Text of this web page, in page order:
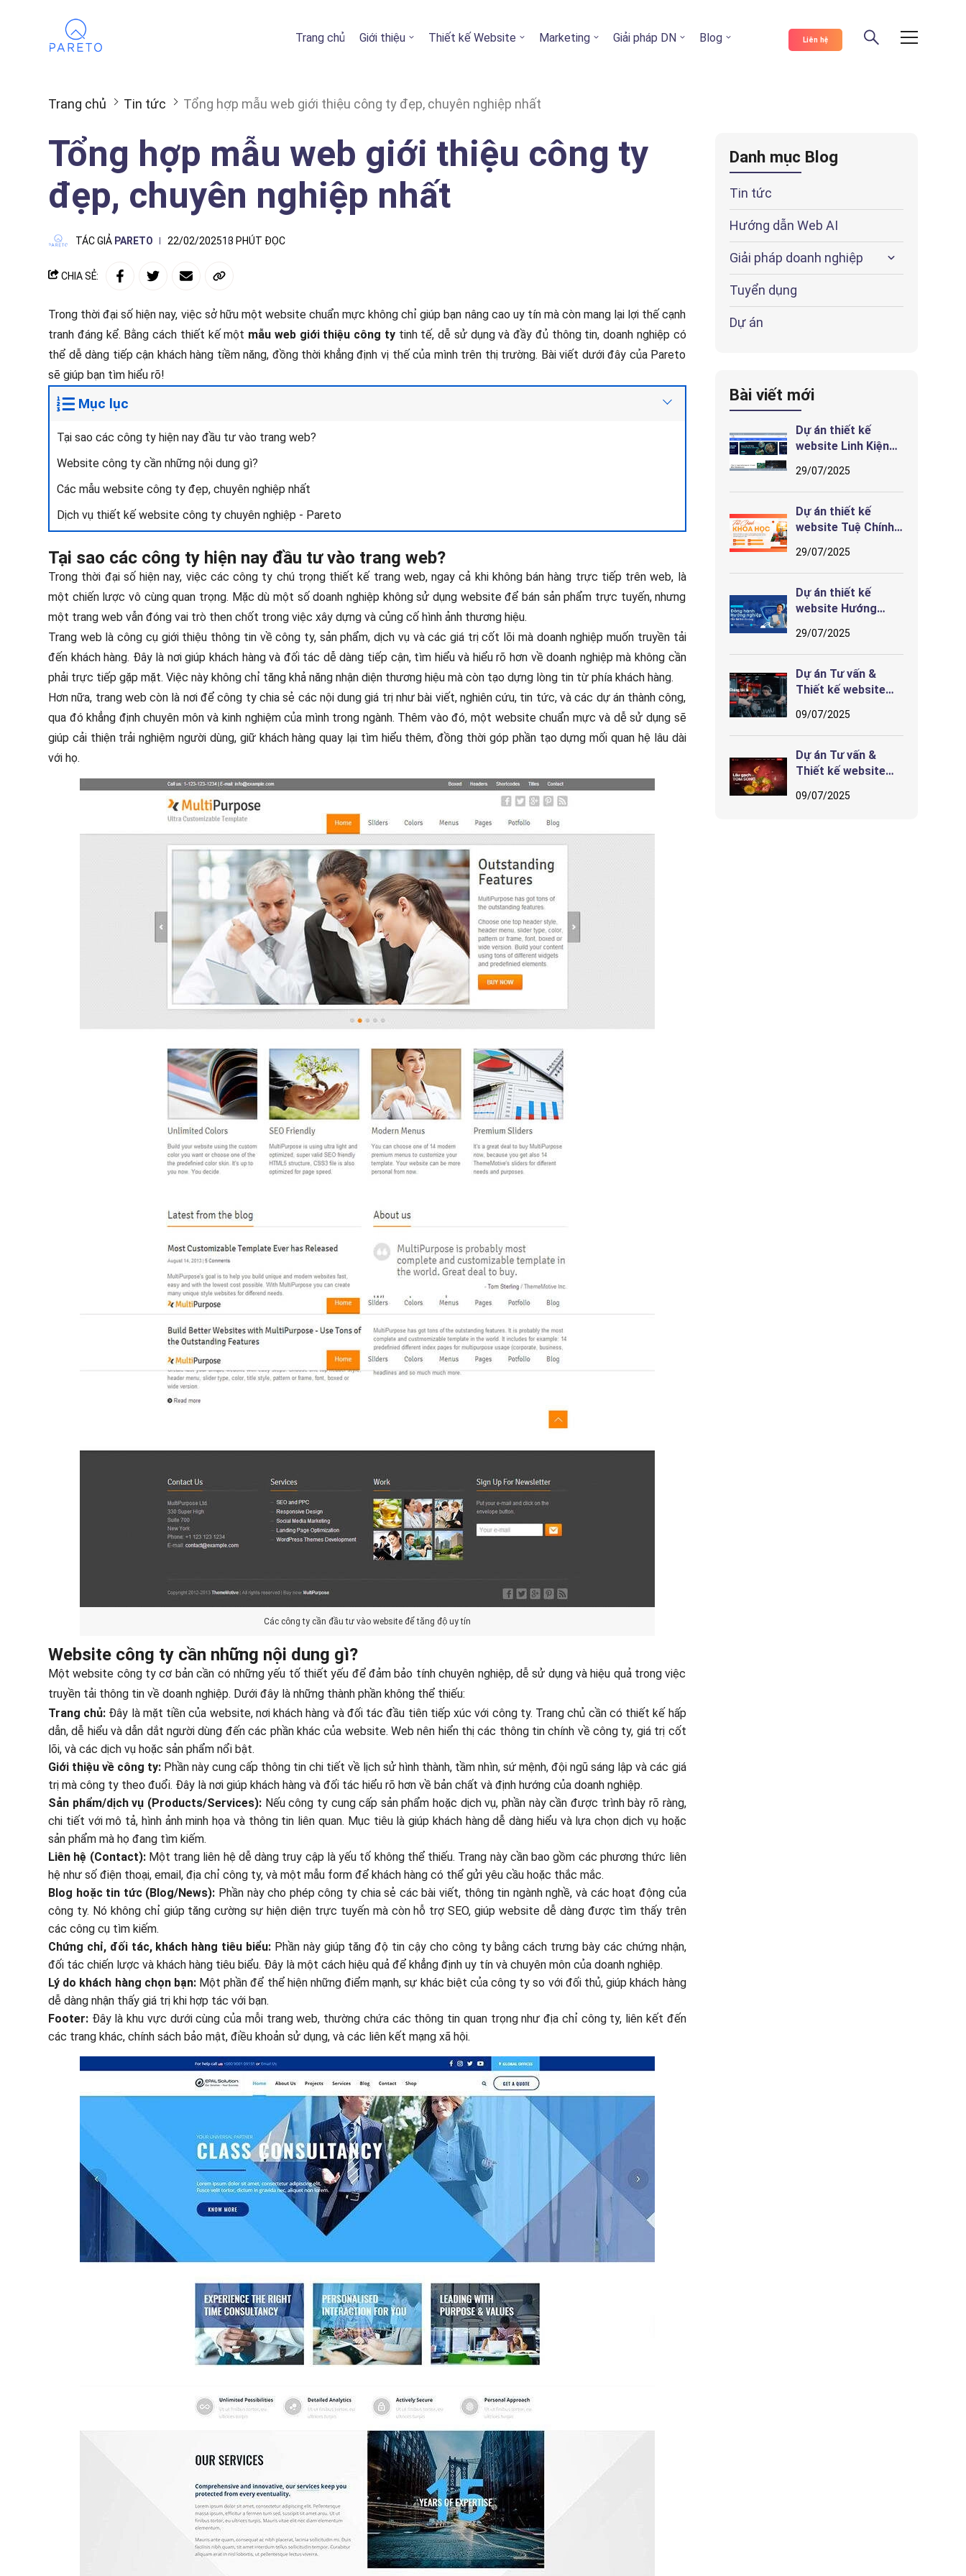
Trang chủ Giới thiệu Thiết kế Website Marketing Giải pháp DN Blog Liên hệ
Trang chủ Tin tức Tổng hợp mẫu web giới thiệu công ty đẹp, chuyên nghiệp nhất
Tổng hợp mẫu web giới thiệu công ty
đẹp, chuyên nghiệp nhất
TÁC GIẢ PARETO 22/02/202513 PHÚT ĐỌC
CHIA SẺ:
Trong thời đại số hiện nay, việc sở hữu một website chuẩn mực không chỉ giúp bạn nâng cao uy tín mà còn mang lại lợi thế cạnh
tranh đáng kể. Bằng cách thiết kế một mẫu web giới thiệu công tytinh tế, dễ sử dụng và đầy đủ thông tin, doanh nghiệp có
thể dễ dàng tiếp cận khách hàng tiềm năng, đồng thời khẳng định vị thế của mình trên thị trường. Bài viết dưới đây của Pareto
sẽ giúp bạn tìm hiểu rõ!
Mục lục
Tại sao các công ty hiện nay đầu tư vào trang web?
Website công ty cần những nội dung gì?
Các mẫu website công ty đẹp, chuyên nghiệp nhất
Dịch vụ thiết kế website công ty chuyên nghiệp - Pareto
Tại sao các công ty hiện nay đầu tư vào trang web?
Trong thời đại số hiện nay, việc các công ty chú trọng thiết kế trang web, ngay cả khi không bán hàng trực tiếp trên web, là
một chiến lược vô cùng quan trọng. Mặc dù một số doanh nghiệp không sử dụng website để bán sản phẩm trực tuyến, nhưng
một trang web vẫn đóng vai trò then chốt trong việc xây dựng và củng cố hình ảnh thương hiệu.
Trang web là công cụ giới thiệu thông tin về công ty, sản phẩm, dịch vụ và các giá trị cốt lõi mà doanh nghiệp muốn truyền tải
đến khách hàng. Đây là nơi giúp khách hàng và đối tác dễ dàng tiếp cận, tìm hiểu và hiểu rõ hơn về doanh nghiệp mà không cần
phải trực tiếp gặp mặt. Việc này không chỉ tăng khả năng nhận diện thương hiệu mà còn tạo dựng lòng tin từ phía khách hàng.
Hơn nữa, trang web còn là nơi để công ty chia sẻ các nội dung giá trị như bài viết, nghiên cứu, tin tức, và các dự án thành công,
qua đó khẳng định chuyên môn và kinh nghiệm của mình trong ngành. Thêm vào đó, một website chuẩn mực và dễ sử dụng sẽ
giúp cải thiện trải nghiệm người dùng, giữ khách hàng quay lại tìm hiểu thêm, đồng thời góp phần tạo dựng mối quan hệ lâu dài
với họ.
Các công ty cần đầu tư vào website để tăng độ uy tín
Website công ty cần những nội dung gì?
Một website công ty cơ bản cần có những yếu tố thiết yếu để đảm bảo tính chuyên nghiệp, dễ sử dụng và hiệu quả trong việc
truyền tải thông tin về doanh nghiệp. Dưới đây là những thành phần không thể thiếu:
Trang chủ: Đây là mặt tiền của website, nơi khách hàng và đối tác đầu tiên tiếp xúc với công ty. Trang chủ cần có thiết kế hấp
dẫn, dễ hiểu và dẫn dắt người dùng đến các phần khác của website. Web nên hiển thị các thông tin chính về công ty, giá trị cốt
lõi, và các dịch vụ hoặc sản phẩm nổi bật.
Giới thiệu về công ty: Phần này cung cấp thông tin chi tiết về lịch sử hình thành, tầm nhìn, sứ mệnh, đội ngũ sáng lập và các giá
trị mà công ty theo đuổi. Đây là nơi giúp khách hàng và đối tác hiểu rõ hơn về bản chất và định hướng của doanh nghiệp.
Sản phẩm/dịch vụ (Products/Services):Nếu công ty cung cấp sản phẩm hoặc dịch vụ, phần này cần được trình bày rõ ràng,
chi tiết với mô tả, hình ảnh minh họa và thông tin liên quan. Mục tiêu là giúp khách hàng dễ dàng hiểu và lựa chọn dịch vụ hoặc
sản phẩm mà họ đang tìm kiếm.
Liên hệ (Contact): Một trang liên hệ dễ dàng truy cập là yếu tố không thể thiếu. Trang này cần bao gồm các phương thức liên
hệ như số điện thoại, email, địa chỉ công ty, và một mẫu form để khách hàng có thể gửi yêu cầu hoặc thắc mắc.
Blog hoặc tin tức (Blog/News): Phần này cho phép công ty chia sẻ các bài viết, thông tin ngành nghề, và các hoạt động của
công ty. Nó không chỉ giúp tăng cường sự hiện diện trực tuyến mà còn hỗ trợ SEO, giúp website dễ dàng được tìm thấy trên
các công cụ tìm kiếm.
Chứng chỉ, đối tác, khách hàng tiêu biểu: Phần này giúp tăng độ tin cậy cho công ty bằng cách trưng bày các chứng nhận,
đối tác chiến lược và khách hàng tiêu biểu. Đây là một cách hiệu quả để khẳng định uy tín và chuyên môn của doanh nghiệp.
Lý do khách hàng chọn bạn:Một phần để thể hiện những điểm mạnh, sự khác biệt của công ty so với đối thủ, giúp khách hàng
dễ dàng nhận thấy giá trị khi hợp tác với bạn.
Footer: Đây là khu vực dưới cùng của mỗi trang web, thường chứa các thông tin quan trọng như địa chỉ công ty, liên kết đến
các trang khác, chính sách bảo mật, điều khoản sử dụng, và các liên kết mạng xã hội.
Danh mục Blog
Tin tức
Hướng dẫn Web AI
Giải pháp doanh nghiệp
Tuyển dụng
Dự án
Bài viết mới
Dự án thiết kế
website Linh Kiện
29/07/2025
Dự án thiết kế
website Tuệ Chính
cảm hứng học tiếng
Anh nhi đồng tại
Hải Phòng
29/07/2025
Dự án thiết kế
website Hướng
Giao diện định
hướng tương lai
29/07/2025
Dự án Tư vấn &
Thiết kế website
09/07/2025
Dự án Tư vấn &
Thiết kế website
Phòng
09/07/2025